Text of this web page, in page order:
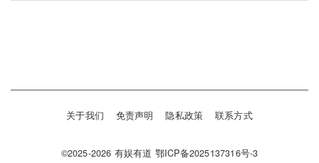
关于我们 免责声明 隐私政策 联系方式
©2025-2026 有娱有道 鄂ICP备2025137316号-3